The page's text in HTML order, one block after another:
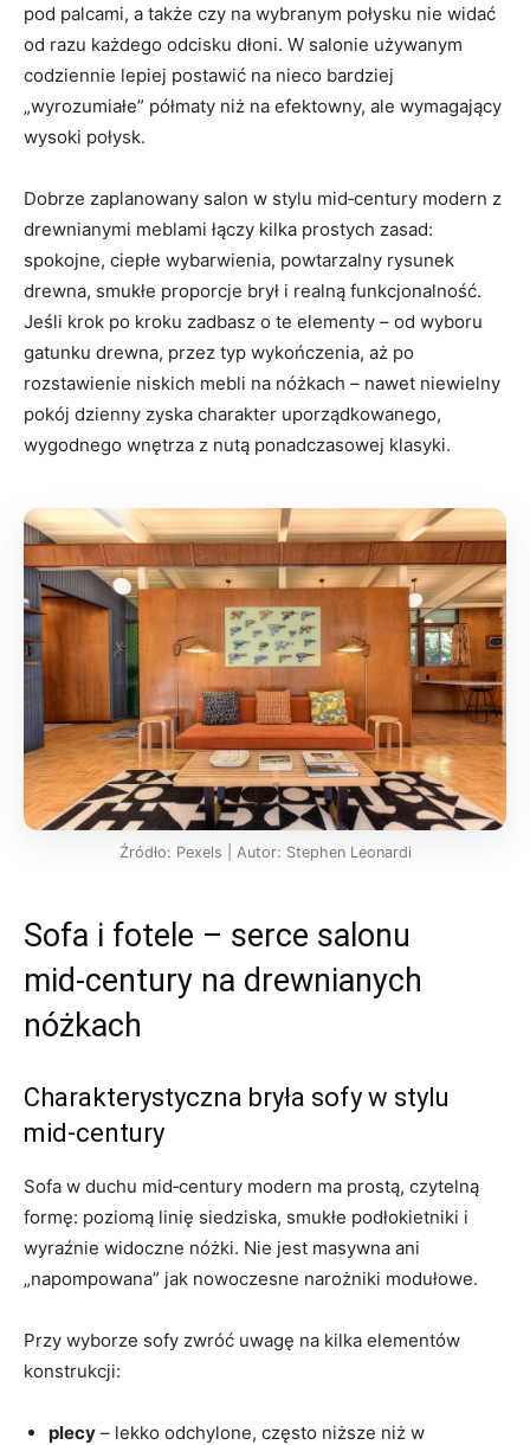
pod palcami, a także czy na wybranym połysku nie widać
od razu każdego odcisku dłoni. W salonie używanym
codziennie lepiej postawić na nieco bardziej
„wyrozumiałe” półmaty niż na efektowny, ale wymagający
wysoki połysk.
Dobrze zaplanowany salon w stylu mid‑century modern z
drewnianymi meblami łączy kilka prostych zasad:
spokojne, ciepłe wybarwienia, powtarzalny rysunek
drewna, smukłe proporcje brył i realną funkcjonalność.
Jeśli krok po kroku zadbasz o te elementy – od wyboru
gatunku drewna, przez typ wykończenia, aż po
rozstawienie niskich mebli na nóżkach – nawet niewielny
pokój dzienny zyska charakter uporządkowanego,
wygodnego wnętrza z nutą ponadczasowej klasyki.
Źródło: Pexels | Autor: Stephen Leonardi
Sofa i fotele – serce salonu
mid‑century na drewnianych
nóżkach
Charakterystyczna bryła sofy w stylu
mid‑century
Sofa w duchu mid‑century modern ma prostą, czytelną
formę: poziomą linię siedziska, smukłe podłokietniki i
wyraźnie widoczne nóżki. Nie jest masywna ani
„napompowana” jak nowoczesne narożniki modułowe.
Przy wyborze sofy zwróć uwagę na kilka elementów
konstrukcji:
plecy – lekko odchylone, często niższe niż w